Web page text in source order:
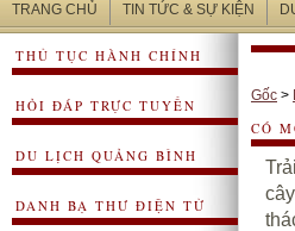
TRANG CHỦ TIN TỨC & SỰ KIỆN
THỦ TỤC HÀNH CHÍNH
HỎI ĐÁP TRỰC TUYẾN
DU LỊCH QUẢNG BÌNH
DANH BẠ THƯ ĐIỆN TỬ
Gốc >
CÓ